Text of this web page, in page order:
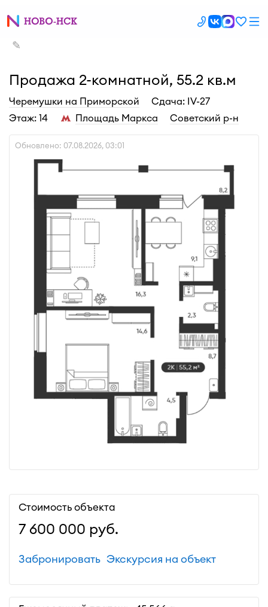
✎
Продажа 2-комнатной, 55.2 кв.м
Черемушки на Приморской
Cдача: IV-27
Этаж: 14
Площадь Маркса Советский р-н
Обновлено: 07.08.2026, 03:01
Стоимость объекта
7 600 000 руб.
Экскурсия на объект
Забронировать